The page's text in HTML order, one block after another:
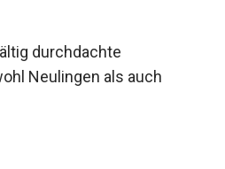
durchdachte
Neulingen als auch